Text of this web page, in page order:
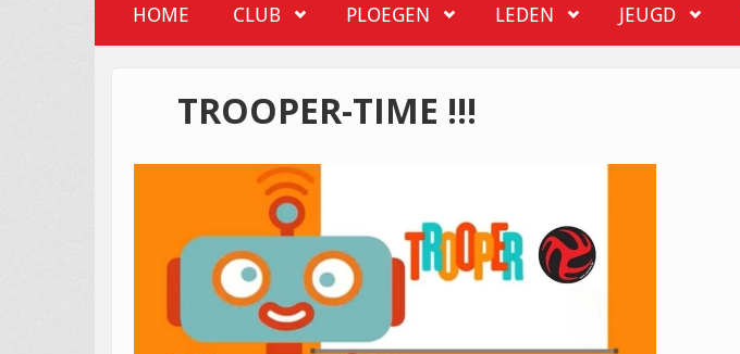
HOME CLUB PLOEGEN LEDEN JEUGD
TROOPER-TIME !!!